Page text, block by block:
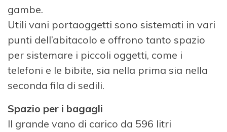
gambe.
Utili vani portaoggetti sono sistemati in vari
punti dell’abitacolo e offrono tanto spazio
per sistemare i piccoli oggetti, come i
telefoni e le bibite, sia nella prima sia nella
seconda fila di sedili.
Spazio per i bagagli
Il grande vano di carico da 596 litri